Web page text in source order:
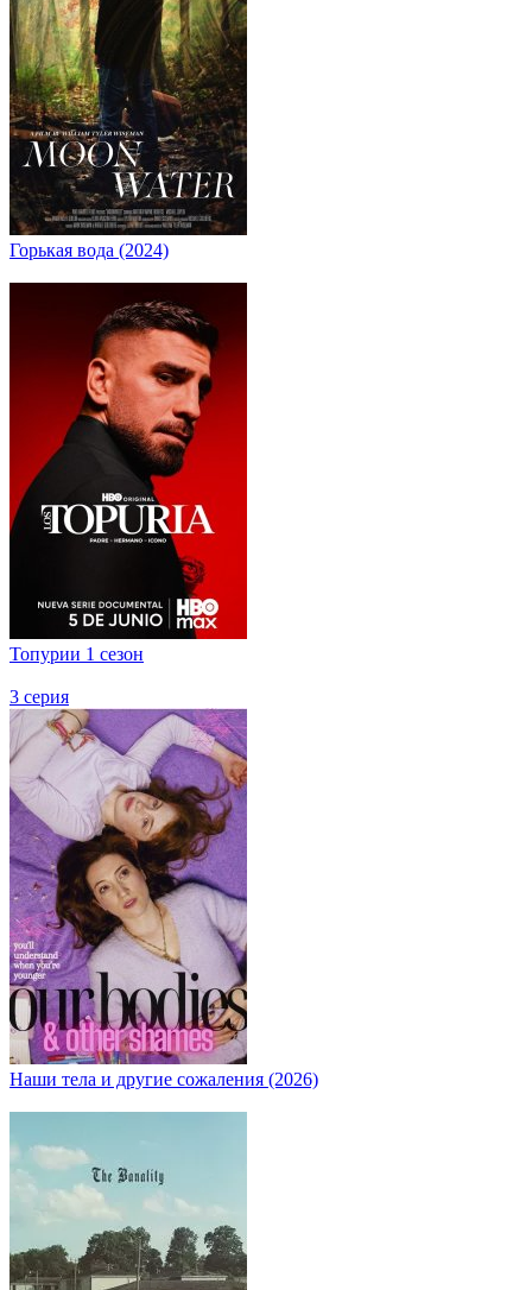
Горькая вода (2024)
Топурии 1 сезон
3 серия
Наши тела и другие сожаления (2026)